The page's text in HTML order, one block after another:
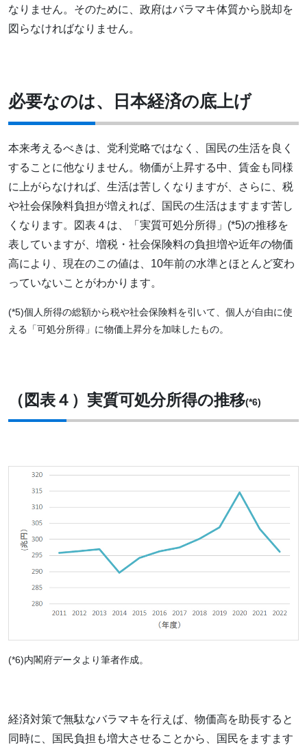
なりません。そのために、政府はバラマキ体質から脱却を
図らなければなりません。
必要なのは、日本経済の底上げ
本来考えるべきは、党利党略ではなく、国民の生活を良く
することに他なりません。物価が上昇する中、賃金も同様
に上がらなければ、生活は苦しくなりますが、さらに、税
や社会保険料負担が増えれば、国民の生活はますます苦し
くなります。図表４は、「実質可処分所得」(*5)の推移を
表していますが、増税・社会保険料の負担増や近年の物価
高により、現在のこの値は、10年前の水準とほとんど変わ
っていないことがわかります。
(*5)個人所得の総額から税や社会保険料を引いて、個人が自由に使
える「可処分所得」に物価上昇分を加味したもの。
（図表４）実質可処分所得の推移(*6)
(*6)内閣府データより筆者作成。
経済対策で無駄なバラマキを行えば、物価高を助長すると
同時に、国民負担も増大させることから、国民をますます